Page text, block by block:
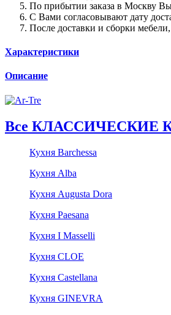
По прибытии заказа в Москву Вы
С Вами согласовывают дату
После доставки и сборки
Характеристики
Описание
Все КЛАССИЧЕСКИЕ
Кухня Barchessa
Кухня Alba
Кухня Augusta Dora
Кухня Paesana
Кухня I Masselli
Кухня CLOE
Кухня Castellana
Кухня GINEVRA